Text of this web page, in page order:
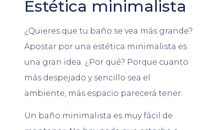
Estética minimalista
¿Quieres que tu baño se vea más grande?
Apostar por una estética minimalista es
una gran idea. ¿Por qué? Porque cuanto
más despejado y sencillo sea el
ambiente, más espacio parecerá tener.
Un baño minimalista es muy fácil de